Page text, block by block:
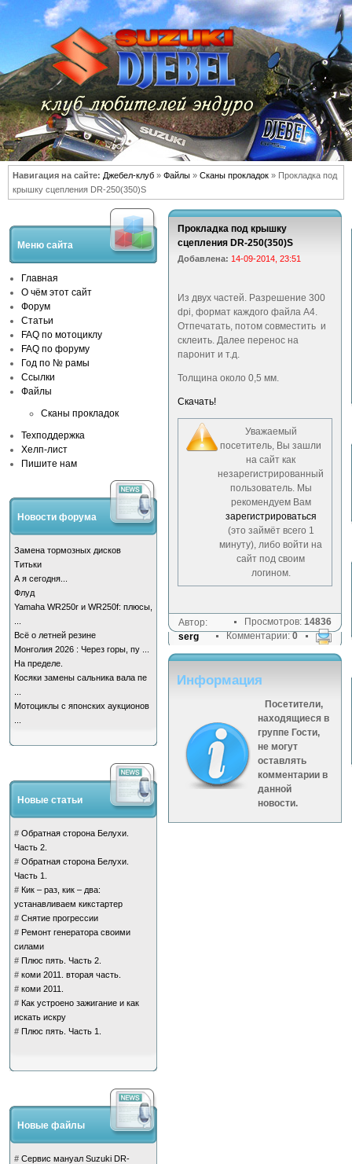
Навигация на сайте: Джебел-клуб » Файлы » Сканы прокладок » Прокладка под
крышку сцепления DR-250(350)S
Меню сайта
Главная
О чём этот сайт
Форум
Статьи
FAQ по мотоциклу
FAQ по форуму
Год по № рамы
Ссылки
Файлы
Сканы прокладок
Техподдержка
Хелп-лист
Пишите нам
Новости форума
Замена тормозных дисков
Титьки
А я сегодня...
Флуд
Yamaha WR250r и WR250f: плюсы,
Всё о летней резине
Монголия 2026 : Через горы, пу ...
На пределе.
Косяки замены сальника вала пе
Мотоциклы с японских аукционов
Новые статьи
# Обратная сторона Белухи.
Часть 2.
# Обратная сторона Белухи.
Часть 1.
# Кик – раз, кик – два:
устанавливаем кикстартер
# Снятие прогрессии
# Ремонт генератора своими
силами
# Плюс пять. Часть 2.
# коми 2011. вторая часть.
# коми 2011.
# Как устроено зажигание и как
искать искру
# Плюс пять. Часть 1.
Новые файлы
# Сервис мануал Suzuki DR-
Прокладка под крышку
сцепления DR-250(350)S
Добавлена: 14-09-2014, 23:51
Из двух частей. Разрешение 300
dpi, формат каждого файла А4.
Отпечатать, потом совместить и
склеить. Далее перенос на
паронит и т.д.
Толщина около 0,5 мм.
Скачать!
Уважаемый
посетитель, Вы зашли
на сайт как
незарегистрированный
пользователь. Мы
рекомендуем Вам
зарегистрироваться
(это займёт всего 1
минуту), либо войти на
сайт под своим
логином.
Автор:
serg
Просмотров: 14836
Комментарии: 0
Информация
Посетители,
находящиеся в
группе Гости,
не могут
оставлять
комментарии в
данной
новости.